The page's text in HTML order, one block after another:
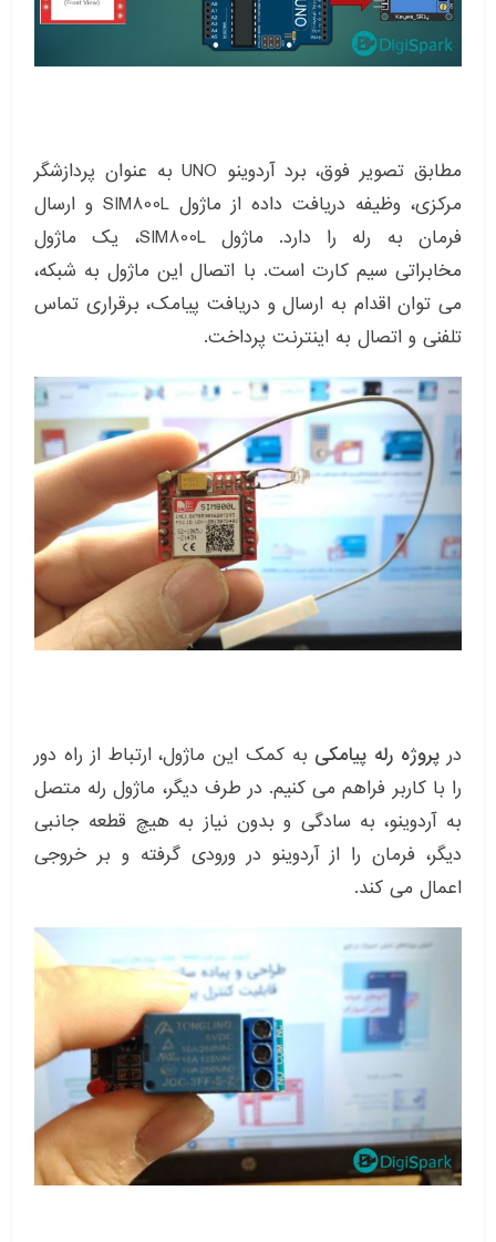
مطابق تصویر فوق، برد آردوینو UNO به عنوان پردازشگر
مرکزی، وظیفه دریافت داده از ماژول SIM800L و ارسال
فرمان به رله را دارد. ماژول SIM800L، یک ماژول
مخابراتی سیم کارت است. با اتصال این ماژول به شبکه،
می توان اقدام به ارسال و دریافت پیامک، برقراری تماس
تلفنی و اتصال به اینترنت پرداخت.
در پروژه رله پیامکی به کمک این ماژول، ارتباط از راه دور
را با کاربر فراهم می کنیم. در طرف دیگر، ماژول رله متصل
به آردوینو، به سادگی و بدون نیاز به هیچ قطعه جانبی
دیگر، فرمان را از آردوینو در ورودی گرفته و بر خروجی
اعمال می کند.